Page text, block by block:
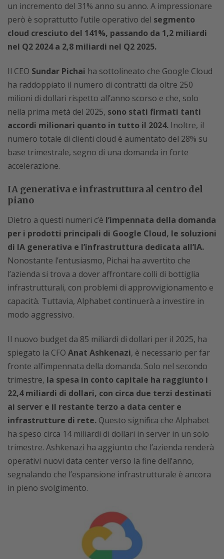
un incremento del 31% anno su anno. A impressionare
però è soprattutto l’utile operativo del segmento
cloud cresciuto del 141%, passando da 1,2 miliardi
nel Q2 2024 a 2,8 miliardi nel Q2 2025.
Il CEO Sundar Pichai ha sottolineato che Google Cloud
ha raddoppiato il numero di contratti da oltre 250
milioni di dollari rispetto all’anno scorso e che, solo
nella prima metà del 2025, sono stati firmati tanti
accordi milionari quanto in tutto il 2024. Inoltre, il
numero totale di clienti cloud è aumentato del 28% su
base trimestrale, segno di una domanda in forte
accelerazione.
IA generativa e infrastruttura al centro del
piano
Dietro a questi numeri c’è l’impennata della domanda
per i prodotti principali di Google Cloud, le soluzioni
di IA generativa e l’infrastruttura dedicata all’IA.
Nonostante l’entusiasmo, Pichai ha avvertito che
l’azienda si trova a dover affrontare colli di bottiglia
infrastrutturali, con problemi di approvvigionamento e
capacità. Tuttavia, Alphabet continuerà a investire in
modo aggressivo.
Il nuovo budget da 85 miliardi di dollari per il 2025, ha
spiegato la CFO Anat Ashkenazi, è necessario per far
fronte all’impennata della domanda. Solo nel secondo
trimestre, la spesa in conto capitale ha raggiunto i
22,4 miliardi di dollari, con circa due terzi destinati
ai server e il restante terzo a data center e
infrastrutture di rete. Questo significa che Alphabet
ha speso circa 14 miliardi di dollari in server in un solo
trimestre. Ashkenazi ha aggiunto che l’azienda renderà
operativi nuovi data center verso la fine dell’anno,
segnalando che l’espansione infrastrutturale è ancora
in pieno svolgimento.